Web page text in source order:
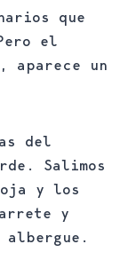
que
el
aparece un
del
Salimos
y los
y